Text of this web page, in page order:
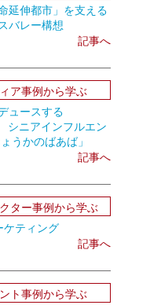
延伸都市」を支える
バレー構想
記事へ
ア事例から学ぶ
ュースする
ニアインフルエン
うかのばあば」
記事へ
ター事例から学ぶ
ケティング
記事へ
ト事例から学ぶ